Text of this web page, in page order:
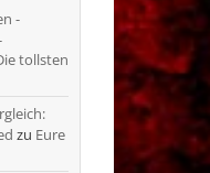
-
tollsten
zu Eure